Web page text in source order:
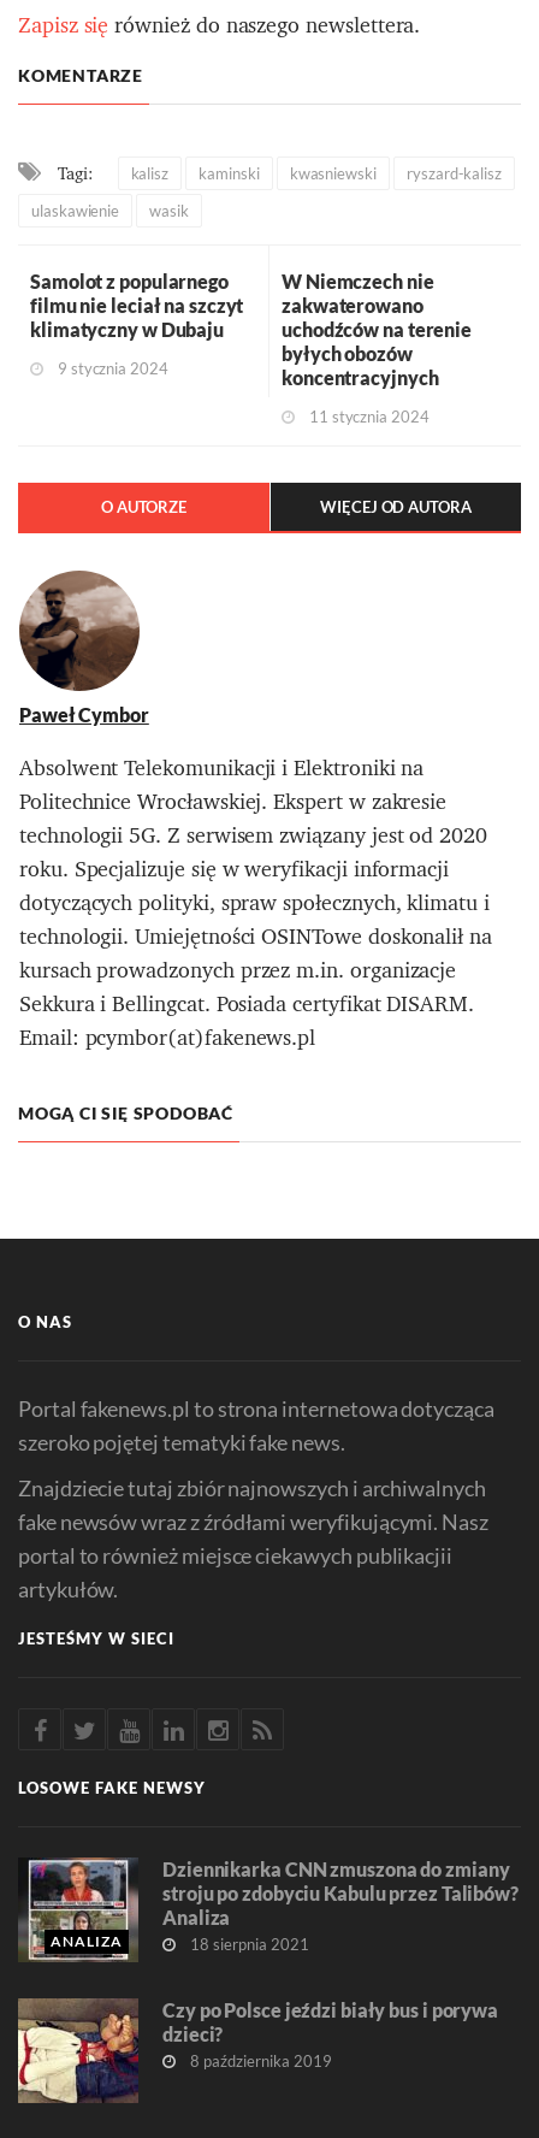
Zapisz sięrównież do naszego newslettera.
KOMENTARZE
Tagi: kalisz kaminski kwasniewski
ryszard-kalisz
ulaskawienie
wasik
Samolot z popularnego
filmu nie leciał na szczyt
klimatyczny w Dubaju
9 stycznia 2024
W Niemczech nie
zakwaterowano
uchodźców na terenie
byłych obozów
koncentracyjnych
11 stycznia 2024
O AUTORZE WIĘCEJ OD AUTORA
Paweł Cymbor
Absolwent Telekomunikacji i Elektroniki na
Politechnice Wrocławskiej. Ekspert w zakresie
technologii 5G. Z serwisem związany jest od 2020
roku. Specjalizuje się w weryfikacji informacji
dotyczących polityki, spraw społecznych, klimatu i
technologii. Umiejętności OSINTowe doskonalił na
kursach prowadzonych przez m.in. organizacje
Sekkura i Bellingcat. Posiada certyfikat DISARM.
Email: pcymbor(at)fakenews.pl
MOGĄ CI SIĘ SPODOBAĆ
O NAS
Portal fakenews.pl to strona internetowa dotycząca
szeroko pojętej tematyki fake news.
Znajdziecie tutaj zbiór najnowszych i archiwalnych
fake newsów wraz z źródłami weryfikującymi. Nasz
portal to również miejsce ciekawych publikacjii
artykułów.
JESTEŚMY W SIECI
LOSOWE FAKE NEWSY
ANALIZA
Dziennikarka CNN zmuszona do zmiany
stroju po zdobyciu Kabulu przez Talibów?
Analiza
18 sierpnia 2021
Czy po Polsce jeździ biały bus i porywa
dzieci?
8 października 2019